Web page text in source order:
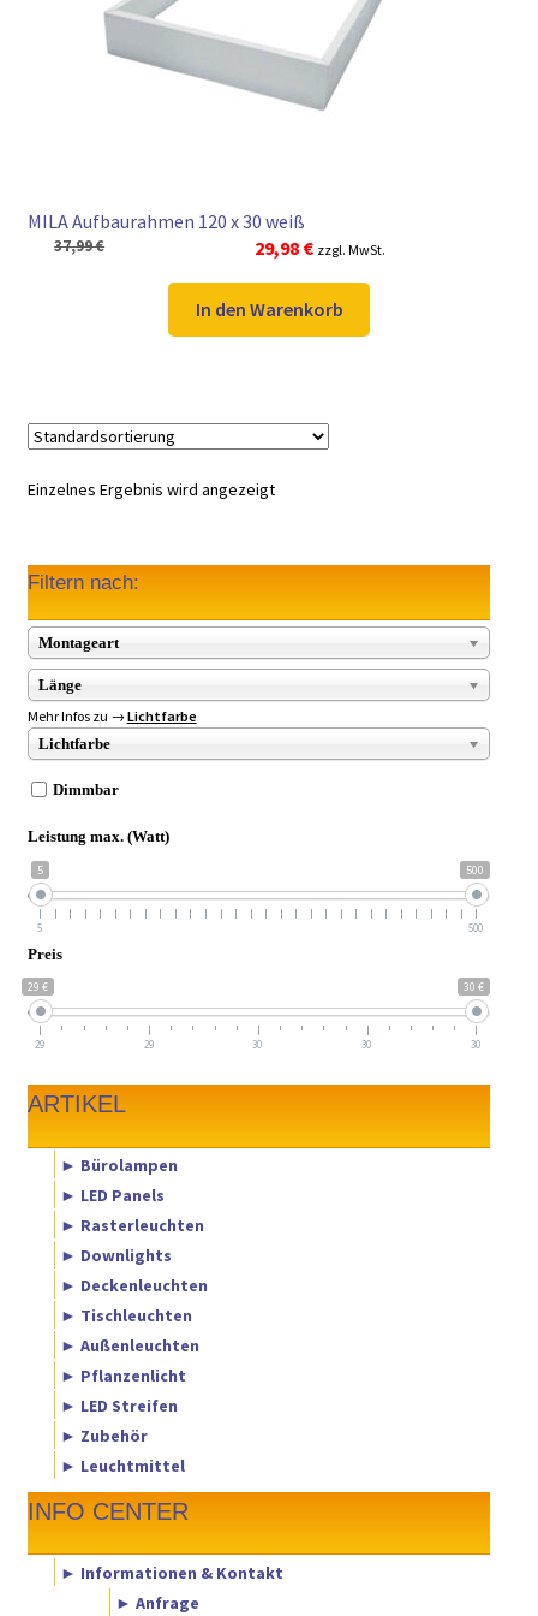
► ZAHLARTEN
► VERSANDARTEN
MILA Aufbaurahmen 120 x 30 weiß
37,99€
Ursprünglicher
Preis
war:
37,99 €
29,98 €Aktueller
Preis
ist:
29,98 €.
zzgl. MwSt.
In den Warenkorb
Einzelnes Ergebnis wird angezeigt
Filtern nach:
Montageart
Länge
Mehr Infos zu → Lichtfarbe
Lichtfarbe
Dimmbar
Leistung max. (Watt)
5 500
5 500
Preis
29 € 30 €
29 29 30 30 30
ARTIKEL
► Bürolampen
► LED Panels
► Rasterleuchten
► Downlights
► Deckenleuchten
► Tischleuchten
► Außenleuchten
► Pflanzenlicht
► LED Streifen
► Zubehör
► Leuchtmittel
INFO CENTER
► Informationen & Kontakt
► Anfrage